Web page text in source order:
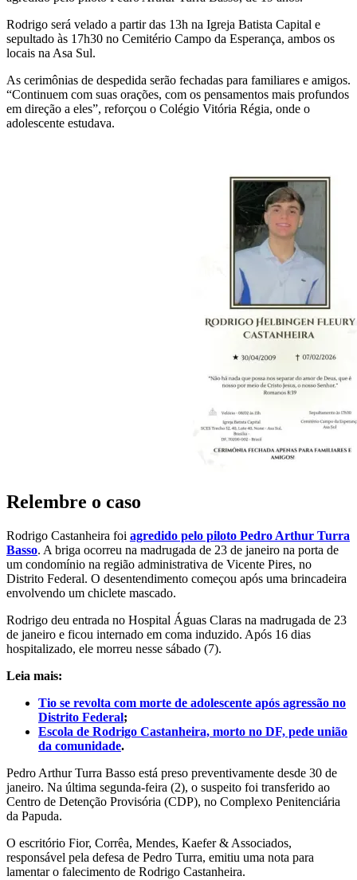
Rodrigo será velado a partir das 13h na Igreja Batista Capital e
sepultado às 17h30 no Cemitério Campo da Esperança, ambos os
locais na Asa Sul.
As cerimônias de despedida serão fechadas para familiares e amigos.
“Continuem com suas orações, com os pensamentos mais profundos
em direção a eles”, reforçou o Colégio Vitória Régia, onde o
adolescente estudava.
Relembre o caso
Rodrigo Castanheira foi agredido pelo piloto Pedro Arthur Turra
Basso. A briga ocorreu na madrugada de 23 de janeiro na porta de
um condomínio na região administrativa de Vicente Pires, no
Distrito Federal. O desentendimento começou após uma brincadeira
envolvendo um chiclete mascado.
Rodrigo deu entrada no Hospital Águas Claras na madrugada de 23
de janeiro e ficou internado em coma induzido. Após 16 dias
hospitalizado, ele morreu nesse sábado (7).
Leia mais:
Tio se revolta com morte de adolescente após agressão no
Distrito Federal;
Escola de Rodrigo Castanheira, morto no DF, pede união
da comunidade.
Pedro Arthur Turra Basso está preso preventivamente desde 30 de
janeiro. Na última segunda-feira (2), o suspeito foi transferido ao
Centro de Detenção Provisória (CDP), no Complexo Penitenciária
da Papuda.
O escritório Fior, Corrêa, Mendes, Kaefer & Associados,
responsável pela defesa de Pedro Turra, emitiu uma nota para
lamentar o falecimento de Rodrigo Castanheira.